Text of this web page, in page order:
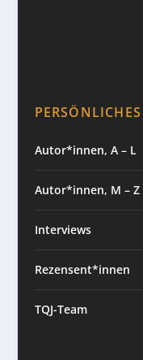
PERSÖNLICHES
Autor*innen, A – L
Autor*innen, M – Z
Interviews
Rezensent*innen
TQJ-Team